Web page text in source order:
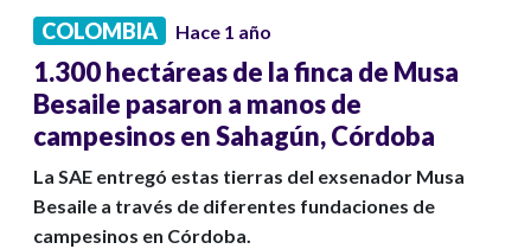
COLOMBIA Hace 1 año
1.300 hectáreas de la finca de Musa
Besaile pasaron a manos de
campesinos en Sahagún, Córdoba
La SAE entregó estas tierras del exsenador Musa
Besaile a través de diferentes fundaciones de
campesinos en Córdoba.